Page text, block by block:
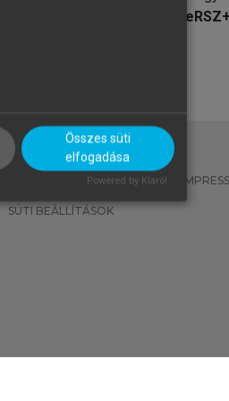
MI – ÁLTALÁNOS IRÁNYELVEK
SÜTI BEÁLLÍTÁSOK
Összes süti
elfogadása
Powered by Klaro!